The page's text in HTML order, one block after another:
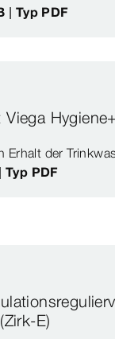
| Typ PDF
Erhalt der
Typ PDF
E)